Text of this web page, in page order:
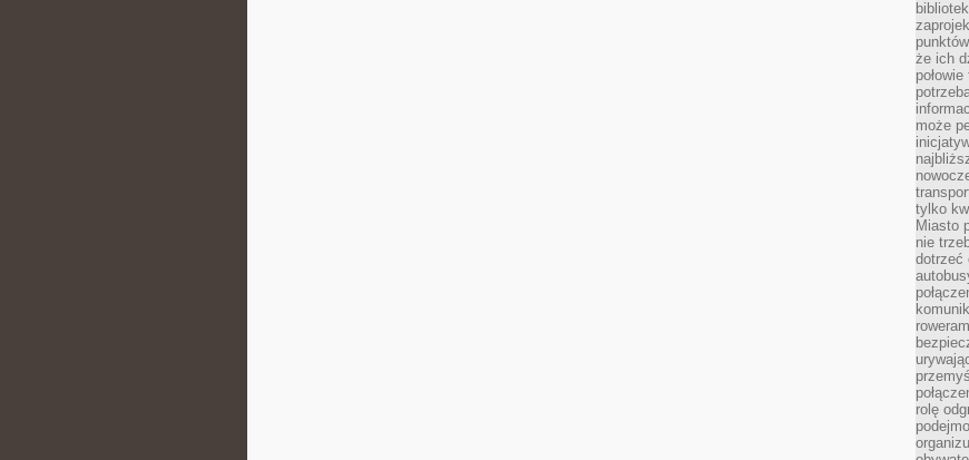
że ich
może
tylko
Miasto
nie
dotrzeć
rolę